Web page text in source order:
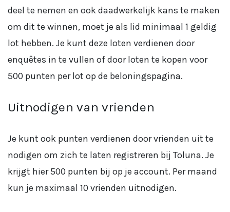
deel te nemen en ook daadwerkelijk kans te maken
om dit te winnen, moet je als lid minimaal 1 geldig
lot hebben. Je kunt deze loten verdienen door
enquêtes in te vullen of door loten te kopen voor
500 punten per lot op de beloningspagina.
Uitnodigen van vrienden
Je kunt ook punten verdienen door vrienden uit te
nodigen om zich te laten registreren bij Toluna. Je
krijgt hier 500 punten bij op je account. Per maand
kun je maximaal 10 vrienden uitnodigen.